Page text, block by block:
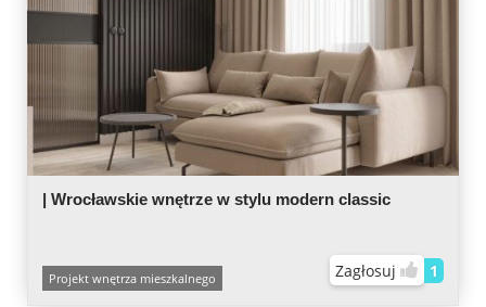
| Wrocławskie wnętrze w stylu modern classic
Projekt wnętrza mieszkalnego Zagłosuj 1